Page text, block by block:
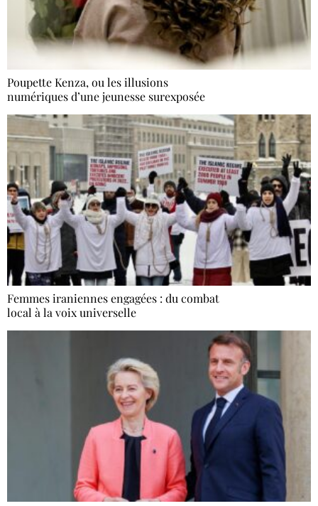
Poupette Kenza, ou les illusions
numériques d’une jeunesse surexposée
Femmes iraniennes engagées : du combat
local à la voix universelle